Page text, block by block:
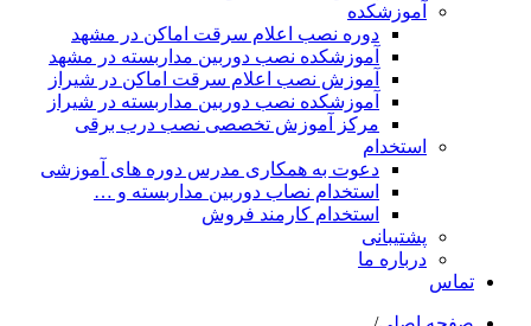
آموزشکده
دوره نصب اعلام سرقت اماکن در مشهد
آموزشکده نصب دوربین مداربسته در مشهد
آموزش نصب اعلام سرقت اماکن در شیراز
آموزشکده نصب دوربین مداربسته در شیراز
مرکز آموزش تخصصی نصب درب برقی
استخدام
دعوت به همکاری مدرس دوره های آموزشی
استخدام نصاب دوربین مداربسته و …
استخدام کارمند فروش
پشتیبانی
درباره ما
تماس